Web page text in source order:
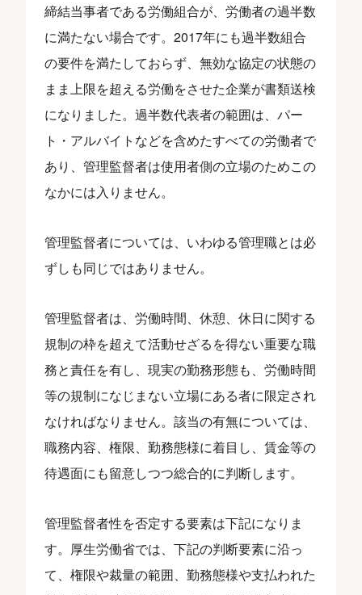
締結当事者である労働組合が、労働者の過半数
に満たない場合です。2017年にも過半数組合
の要件を満たしておらず、無効な協定の状態の
まま上限を超える労働をさせた企業が書類送検
になりました。過半数代表者の範囲は、パー
ト・アルバイトなどを含めたすべての労働者で
あり、管理監督者は使用者側の立場のためこの
なかには入りません。
管理監督者については、いわゆる管理職とは必
ずしも同じではありません。
管理監督者は、労働時間、休憩、休日に関する
規制の枠を超えて活動せざるを得ない重要な職
務と責任を有し、現実の勤務形態も、労働時間
等の規制になじまない立場にある者に限定され
なければなりません。該当の有無については、
職務内容、権限、勤務態様に着目し、賃金等の
待遇面にも留意しつつ総合的に判断します。
管理監督者性を否定する要素は下記になりま
す。厚生労働省では、下記の判断要素に沿っ
て、権限や裁量の範囲、勤務態様や支払われた